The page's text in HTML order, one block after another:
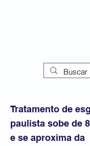
Tratamento de
paulista sobe de
e se aproxima da